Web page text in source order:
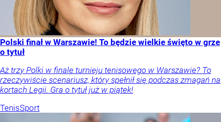
Polski finał w Warszawie! To będzie wielkie święto w grze
o tytuł
Aż trzy Polki w finale turnieju tenisowego w Warszawie? To
rzeczywiście scenariusz, który spełnił się podczas zmagań na
kortach Legii. Gra o tytuł już w piątek!
TenisSport